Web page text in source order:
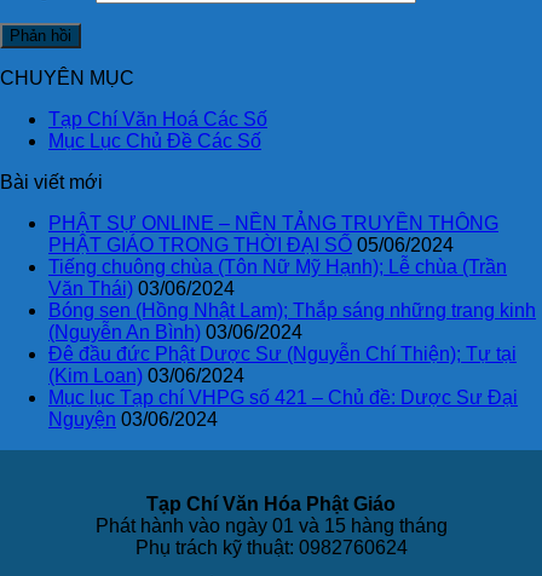
CHUYÊN MỤC
Tạp Chí Văn Hoá Các Số
Mục Lục Chủ Đề Các Số
Bài viết mới
PHẬT SỰ ONLINE – NỀN TẢNG TRUYỀN THÔNG
PHẬT GIÁO TRONG THỜI ĐẠI SỐ 05/06/2024
Tiếng chuông chùa (Tôn Nữ Mỹ Hạnh); Lễ chùa (Trần
Văn Thái) 03/06/2024
Bóng sen (Hồng Nhật Lam); Thắp sáng những trang kinh
(Nguyễn An Bình) 03/06/2024
Đê đầu đức Phật Dược Sư (Nguyễn Chí Thiện); Tự tại
(Kim Loan) 03/06/2024
Mục lục Tạp chí VHPG số 421 – Chủ đề: Dược Sư Đại
Nguyện 03/06/2024
Tạp Chí Văn Hóa Phật Giáo
Phát hành vào ngày 01 và 15 hàng tháng
Phụ trách kỹ thuật: 0982760624